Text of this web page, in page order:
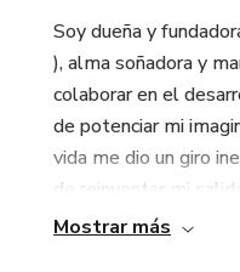
Soy dueña y
), alma soñadora y
colaborar en el
de potenciar mi
vida me dio un giro
de reinventar mi
de toda la vida. Amo
Mostrar más